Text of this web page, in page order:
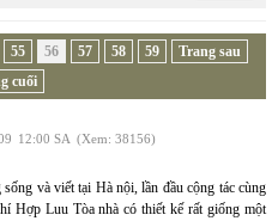
55 56 57 58 59
Trang sau
cuối
12:00 SA (Xem: 38156)
và viết tại Hà nội, lần đầu cộng tác cùng
Hợp Luu Tòa nhà có thiết kế rất giống một